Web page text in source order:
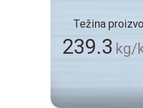
Težina
239.3 kg/